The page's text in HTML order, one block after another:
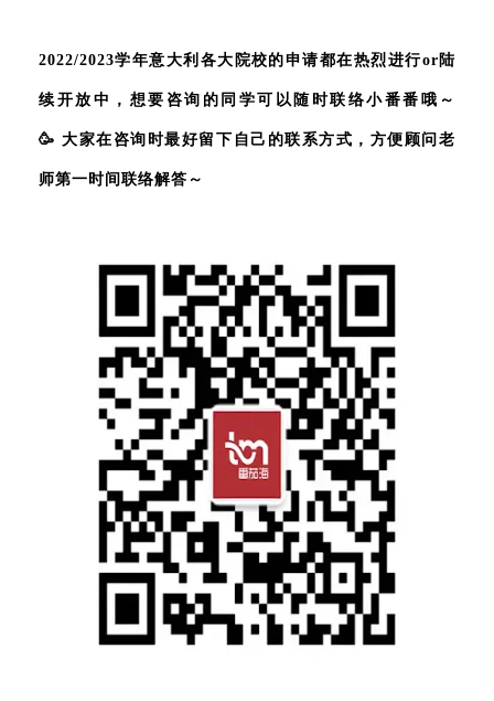
2022/2023学年意大利各大院校的申请都在热烈进行or陆
续开放中，想要咨询的同学可以随时联络小番番哦～
🥳 大家在咨询时最好留下自己的联系方式，方便顾问老
师第一时间联络解答～